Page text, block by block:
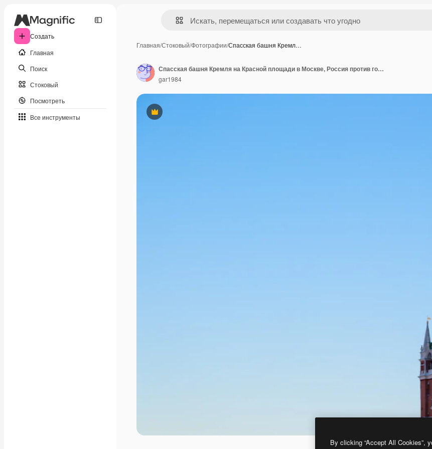
Создать
Главная
Поиск
Стоковый
Посмотреть
Все инструменты
Главная/Стоковый/Фотографии/Спасская башня Кремл…
Премиум
Спасская башня Кремля на Красной площади в Москве, Россия против голубого неба.
gar1984
By clicking “Accept All Cookies”,